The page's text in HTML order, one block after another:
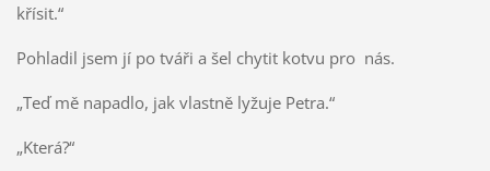
křísit.“
Pohladil jsem jí po tváři a šel chytit kotvu pro nás.
„Teď mě napadlo, jak vlastně lyžuje Petra.“
„Která?“